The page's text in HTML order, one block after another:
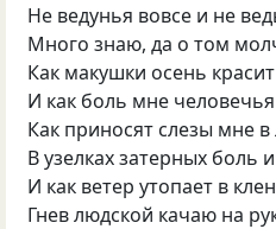
Не ведунья вовсе и не
Много знаю, да о том
Как макушки осень
И как боль мне
Как приносят слезы мне в
В узелках затерных боль
И как ветер утопает в
Гнев людской качаю на